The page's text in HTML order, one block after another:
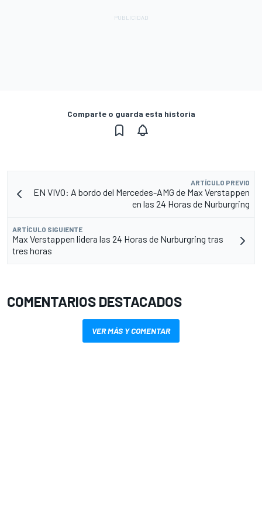
Comparte o guarda esta historia
ARTÍCULO PREVIO
EN VIVO: A bordo del Mercedes-AMG de Max Verstappen
en las 24 Horas de Nurburgring
ARTÍCULO SIGUIENTE
Max Verstappen lidera las 24 Horas de Nurburgring tras
tres horas
COMENTARIOS DESTACADOS
VER MÁS Y COMENTAR